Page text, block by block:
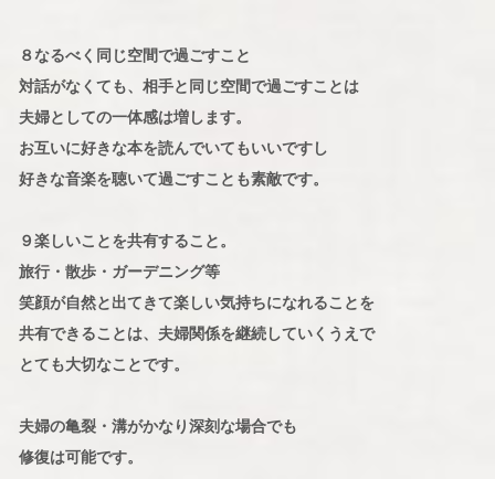
８なるべく同じ空間で過ごすこと
対話がなくても、相手と同じ空間で過ごすことは
夫婦としての一体感は増します。
お互いに好きな本を読んでいてもいいですし
好きな音楽を聴いて過ごすことも素敵です。
９楽しいことを共有すること。
旅行・散歩・ガーデニング等
笑顔が自然と出てきて楽しい気持ちになれることを
共有できることは、夫婦関係を継続していくうえで
とても大切なことです。
夫婦の亀裂・溝がかなり深刻な場合でも
修復は可能です。